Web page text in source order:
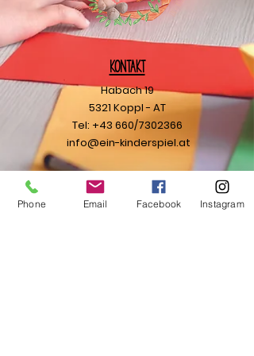
Kontakt
Habach 19
5321 Koppl - AT
Tel: +43 660/7302366
info@ein-kinderspiel.at
Ihre Nachricht
Phone Email Facebook Instagram